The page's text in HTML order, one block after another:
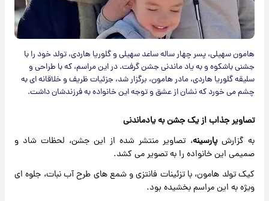
هامون سهیلی، پسر چهار ساله ساعد سهیلی و گلوریا هاردی، تولد خود را با
جشنی باشکوه و به یاد ماندنی جشن گرفت. در این مراسم، که با طراحی و
سلیقه گلوریا هاردی، مادر هامون، برگزار شد، جزئیات ظریف و خلاقانه ای به
چشم می خورد که نشان از عشق و توجه این خانواده به فرزندشان داشت.
تصاویر جذاب از یک جشن به یادماندنی
به گزارشپارسینه، تصاویر منتشر شده از این جشن، لحظات شاد و
صمیمی این خانواده را به تصویر می کشد.
کیک تولد هامون، با تزئینات فانتزی و شمع های طرح آب نبات، جلوه ای
ویژه به این مراسم بخشیده بود.